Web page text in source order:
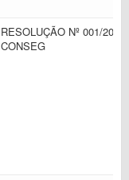
RESOLUÇÃO Nº 001/2016
CONSEG